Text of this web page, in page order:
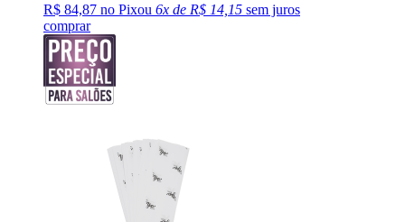
R$ 84,87 no Pixou 6x de R$ 14,15 sem juros
comprar